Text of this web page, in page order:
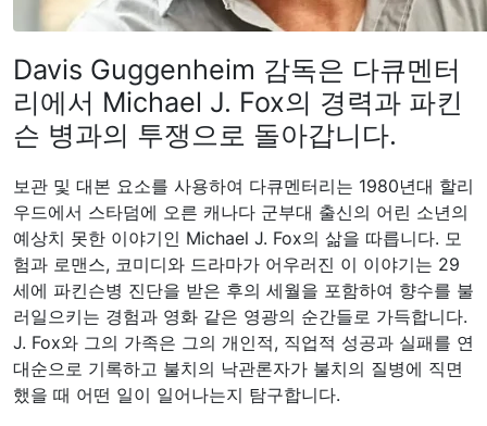
Davis Guggenheim 감독은 다큐멘터
리에서 Michael J. Fox의 경력과 파킨
슨 병과의 투쟁으로 돌아갑니다.
보관 및 대본 요소를 사용하여 다큐멘터리는 1980년대 할리
우드에서 스타덤에 오른 캐나다 군부대 출신의 어린 소년의
예상치 못한 이야기인 Michael J. Fox의 삶을 따릅니다. 모
험과 로맨스, 코미디와 드라마가 어우러진 이 이야기는 29
세에 파킨슨병 진단을 받은 후의 세월을 포함하여 향수를 불
러일으키는 경험과 영화 같은 영광의 순간들로 가득합니다.
J. Fox와 그의 가족은 그의 개인적, 직업적 성공과 실패를 연
대순으로 기록하고 불치의 낙관론자가 불치의 질병에 직면
했을 때 어떤 일이 일어나는지 탐구합니다.